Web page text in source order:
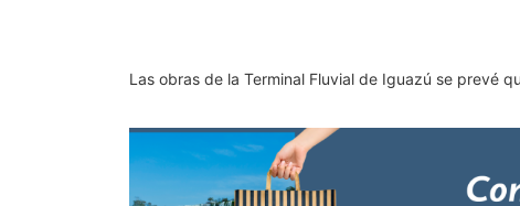
Las obras de la Terminal Fluvial de Iguazú se prevé